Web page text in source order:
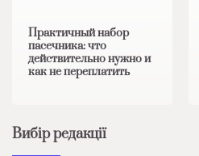
Практичный набор
пасечника: что
действительно нужно и
как не переплатить
Вибір редакції